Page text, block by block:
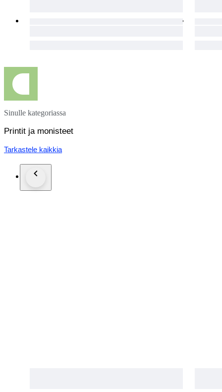
Sinulle kategoriassa
Printit ja monisteet
Tarkastele kaikkia